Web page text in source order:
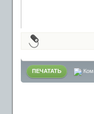
ПЕЧАТАТЬ